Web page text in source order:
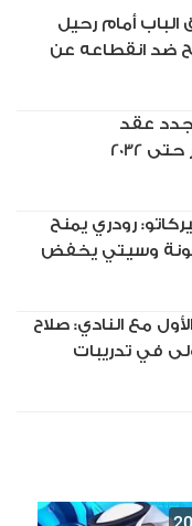
الباب أمام رحيل
ضد انقطاعه عن
عقد
2032
رودري يمنح
وسيتي يخفض
مع النادي: صلاح
في تدريبات